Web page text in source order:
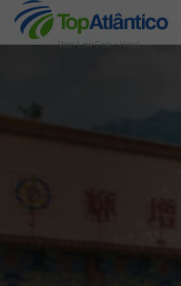
Voos Low Cost + Hotel
Destinos
Voos + Hotel